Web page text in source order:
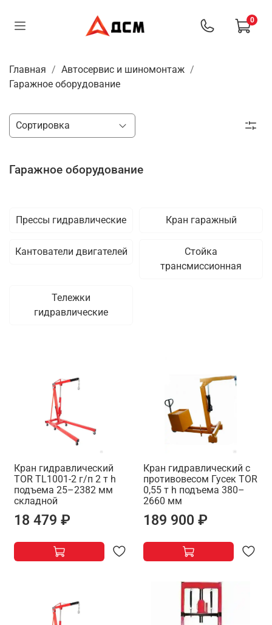
0
Главная
Автосервис и шиномонтаж
Гаражное оборудование
Гаражное оборудование
Прессы гидравлические Кран гаражный
Кантователи двигателей
Стойка
трансмиссионная
Тележки
гидравлические
Кран гидравлический
TOR TL1001-2 г/п 2 т h
подъема 25–2382 мм
складной
18 479 ₽
Кран гидравлический c
противовесом Гусек TOR
0,55 т h подъема 380–
2660 мм
189 900 ₽